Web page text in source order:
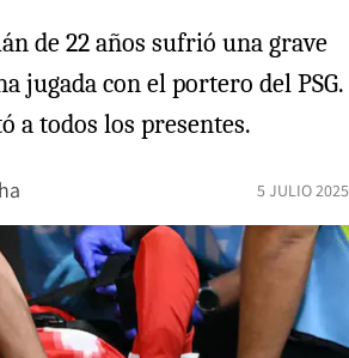
de 22 años sufrió una grave
jugada con el portero del PSG.
a todos los presentes.
5 JULIO 2025